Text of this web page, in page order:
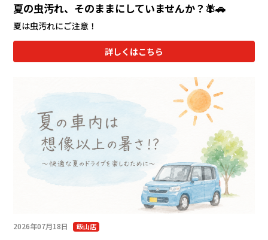
夏の虫汚れ、そのままにしていませんか？🪰🚗
夏は虫汚れにご注意！
詳しくはこちら
2026年07月18日 飯山店